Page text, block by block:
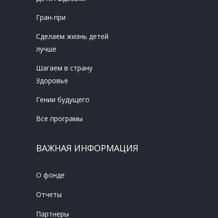
Гран-при
Сделаем жизнь детей
лучше
Шагаем в страну
Здоровье
Гении будущего
Все програмы
ВАЖНАЯ ИНФОРМАЦИЯ
О фонде
Отчеты
Партнеры